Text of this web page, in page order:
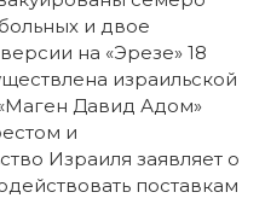
и двое
на «Эрезе» 18
израильской
Давид Адом»
и
Израиля заявляет о
поставкам